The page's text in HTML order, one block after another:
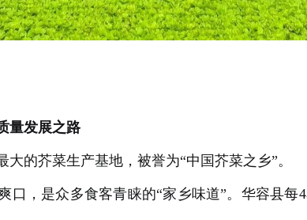
量发展之路
的芥菜生产基地，被誉为“中国芥菜之乡”。
口，是众多食客青睐的“家乡味道”。华容县